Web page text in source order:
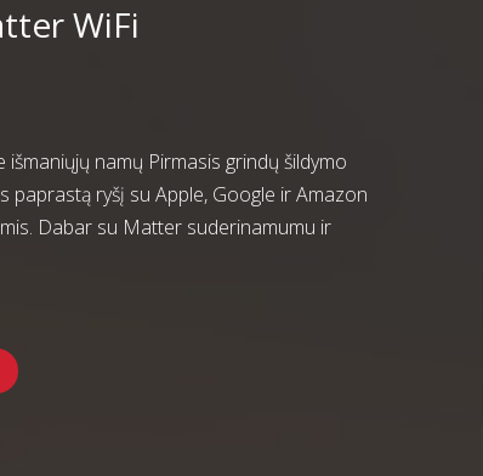
WiFi
išmaniųjų namų Pirmasis grindų šildymo
paprastą ryšį su Apple, Google ir Amazon
Dabar su Matter suderinamumu ir